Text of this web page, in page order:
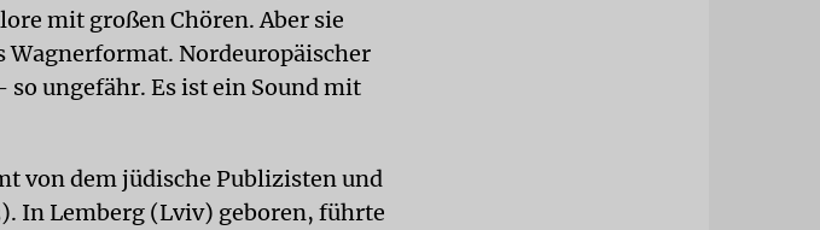
mit großen Chören. Aber sie
Wagnerformat. Nordeuropäischer
ungefähr. Es ist ein Sound mit
von dem jüdische Publizisten und
In Lemberg (Lviv) geboren, führte